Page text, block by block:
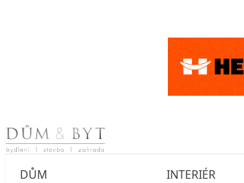
Skip to content
DŮM INTERIÉR